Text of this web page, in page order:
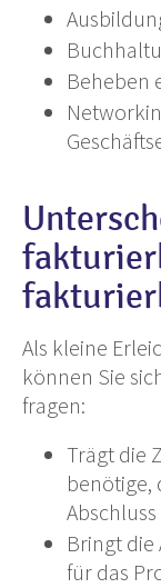
Beheben
Als kleine
können Sie
fragen:
Trägt die
benötige,
Bringt
für das